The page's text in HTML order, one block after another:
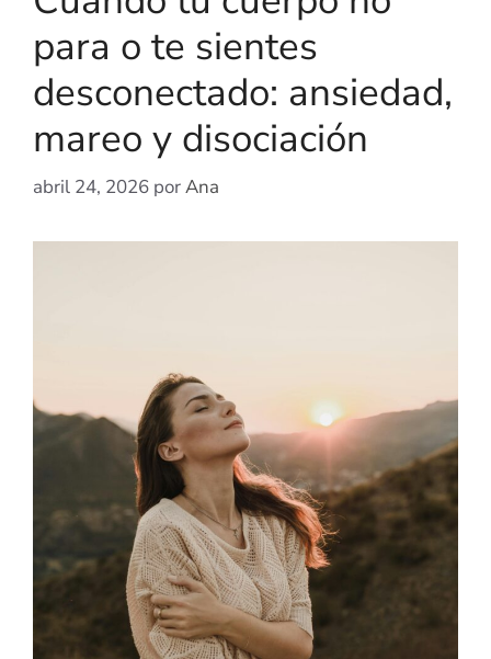
para o te sientes
desconectado: ansiedad,
mareo y disociación
abril 24, 2026 porAna